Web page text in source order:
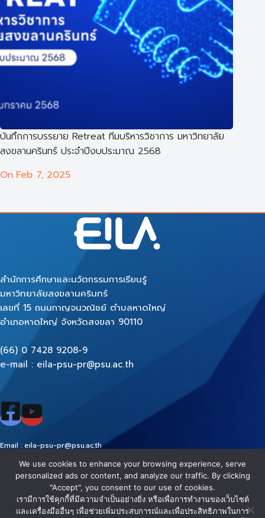
บันทึกการบรรยาย Retreat ทีมบริหารวิชาการ มหาวิทยาลัย
สงขลานครินทร์ ประจำปีงบประมาณ 2568
On Feb 7, 2025
สำนักการศึกษาและนวัตกรรมการเรียนรู้
มหาวิทยาลัยสงขลานครินทร์
เลขที่ 15 ถนนกาญจนวณิชย์ ตำบลหาดใหญ่
อำเภอหาดใหญ่ จังหวัดสงขลา 90110
(66) 0 7428 9208-9
e-mail : eila-psu-pr@psu.ac.th
Email : eila-psu-pr@psu.ac.th
Youtube :https://www.youtube.com/EILAPSU
EILA PSUนโยบายนโยบายนโยบายการนโยบายเว็บไซต์
We use cookies to enhance your browsing experience, serve
personalized ads or content, and analyze our traffic. By clicking
"Accept", you consent to our use of cookies.
เรามีการใช้คุกกี้ที่มีความจำเป็นอย่างยิ่ง หรือเพื่อการทำงานของเว็บไซต์
และเครื่องมืออื่นๆ เพื่อช่วยเพิ่มประสบการณ์และเพื่อประสิทธิภาพในการ